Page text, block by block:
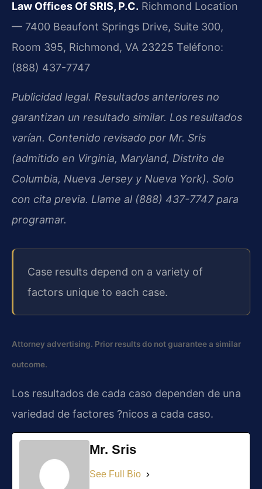
Law Offices Of SRIS, P.C. Richmond Location
— 7400 Beaufont Springs Drive, Suite 300,
Room 395, Richmond, VA 23225 Teléfono:
(888) 437-7747
Publicidad legal. Resultados anteriores no
garantizan un resultado similar. Los resultados
varían. Contenido revisado por Mr. Sris
(admitido en Virginia, Maryland, Distrito de
Columbia, Nueva Jersey y Nueva York). Solo
con cita previa. Llame al (888) 437-7747 para
programar.
Case results depend on a variety of
factors unique to each case.
Attorney advertising. Prior results do not guarantee a similar
outcome.
Los resultados de cada caso dependen de una
variedad de factores ?nicos a cada caso.
Mr. Sris
See Full Bio